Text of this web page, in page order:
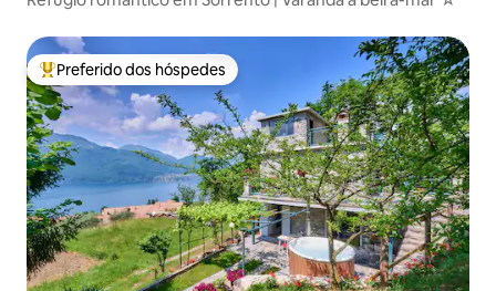
Entre os melhores preferidos dos hóspedes
Preferido dos hóspedes